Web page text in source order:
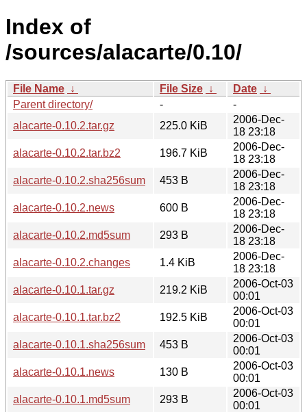
Index of
/sources/alacarte/0.10/
File Name ↓ File Size ↓ Date ↓
Parent directory/
-
-
alacarte-0.10.2.tar.gz
225.0 KiB
2006-Dec-
18 23:18
alacarte-0.10.2.tar.bz2
196.7 KiB
2006-Dec-
18 23:18
alacarte-0.10.2.sha256sum
453 B
2006-Dec-
18 23:18
alacarte-0.10.2.news
600 B
2006-Dec-
18 23:18
alacarte-0.10.2.md5sum
293 B
2006-Dec-
18 23:18
alacarte-0.10.2.changes
1.4 KiB
2006-Dec-
18 23:18
alacarte-0.10.1.tar.gz
219.2 KiB
2006-Oct-03
00:01
alacarte-0.10.1.tar.bz2
192.5 KiB
2006-Oct-03
00:01
alacarte-0.10.1.sha256sum
453 B
2006-Oct-03
00:01
alacarte-0.10.1.news
130 B
2006-Oct-03
00:01
alacarte-0.10.1.md5sum
293 B
2006-Oct-03
00:01